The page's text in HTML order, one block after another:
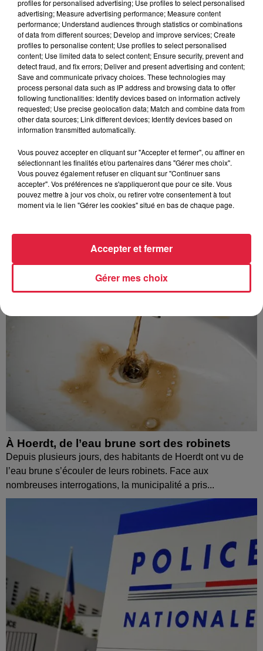
6 août 2026
Tags antisémites à Strasbourg :
Catherine Trautmann réagit
6 août 2026
Au zoo de Mulhouse : rencontre
avec les flamants rouges
À Hoerdt, de l’eau brune sort des robinets
Depuis plusieurs jours, des habitants de Hoerdt ont vu de
l’eau brune s’écouler de leurs robinets. Face aux
nombreuses interrogations, la municipalité a pris...
profiles for personalised advertising; Use profiles to select personalised
advertising; Measure advertising performance; Measure content
performance; Understand audiences through statistics or combinations
of data from different sources; Develop and improve services; Create
profiles to personalise content; Use profiles to select personalised
content; Use limited data to select content; Ensure security, prevent and
detect fraud, and fix errors; Deliver and present advertising and content;
Save and communicate privacy choices. These technologies may
process personal data such as IP address and browsing data to offer
following functionalities: Identify devices based on information actively
requested; Use precise geolocation data; Match and combine data from
other data sources; Link different devices; Identify devices based on
information transmitted automatically.
Vous pouvez accepter en cliquant sur "Accepter et fermer", ou affiner en
sélectionnant les finalités et/ou partenaires dans "Gérer mes choix".
Vous pouvez également refuser en cliquant sur "Continuer sans
accepter". Vos préférences ne s'appliqueront que pour ce site. Vous
pouvez mettre à jour vos choix, ou retirer votre consentement à tout
moment via le lien "Gérer les cookies" situé en bas de chaque page.
Gérer mes choix
Accepter et fermer